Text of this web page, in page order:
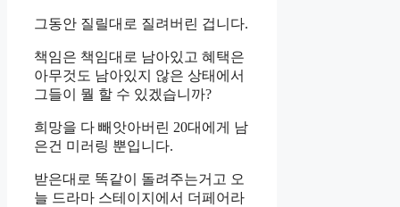
그동안 질릴대로 질려버린 겁니다.
책임은 책임대로 남아있고 혜택은
아무것도 남아있지 않은 상태에서
그들이 뭘 할 수 있겠습니까?
희망을 다 빼앗아버린 20대에게 남
은건 미러링 뿐입니다.
받은대로 똑같이 돌려주는거고 오
늘 드라마 스테이지에서 더페어라